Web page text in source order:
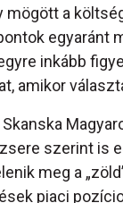
mögött a
egyaránt
inkább
amikor
Skanska
szerint is
meg a
piaci